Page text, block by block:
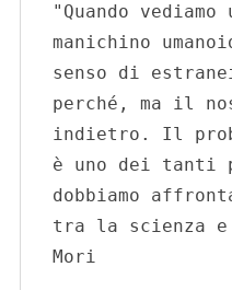
"Quando
manichino
senso di
perché, ma il
indietro. Il
è uno dei tanti
dobbiamo
tra la scienza
Mori